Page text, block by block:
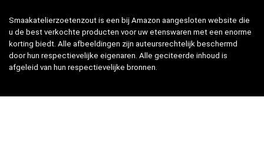
Smaakatelierzoetenzout is een bij Amazon aangesloten website die
u de best verkochte producten voor uw etenswaren met een enorme
korting biedt. Alle afbeeldingen zijn auteursrechtelijk beschermd
door hun respectievelijke eigenaren. Alle geciteerde inhoud is
afgeleid van hun respectievelijke bronnen.